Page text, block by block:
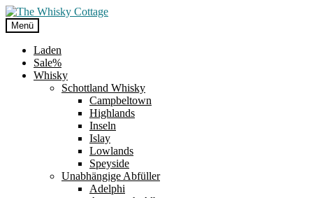
Zur
Navigation
springen
Zum
Inhalt
springen
Menü
Laden
Sale%
Whisky
Schottland Whisky
Campbeltown
Highlands
Inseln
Islay
Lowlands
Speyside
Unabhängige Abfüller
Adelphi